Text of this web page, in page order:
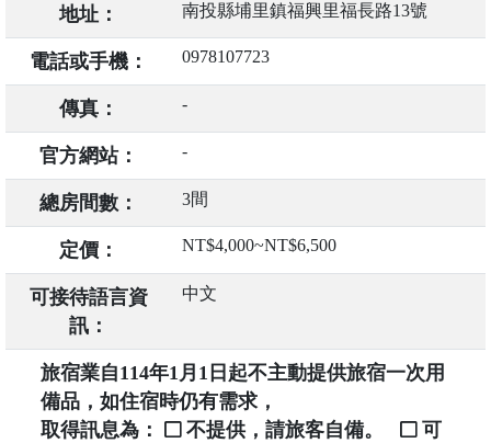
地址： 南投縣埔里鎮福興里福長路13號
電話或手機： 0978107723
傳真： -
官方網站： -
總房間數： 3間
定價： NT$4,000~NT$6,500
可接待語言資
訊：
中文
旅宿業自114年1月1日起不主動提供旅宿一次用
備品，如住宿時仍有需求，
取得訊息為：
不提供，請旅客自備。
可